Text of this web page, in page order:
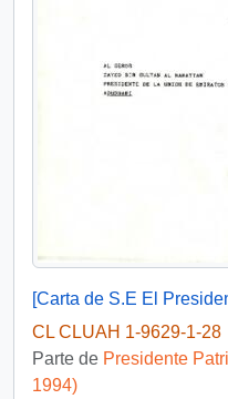
CL CLUAH 1-9629-1-28
Parte de Presidente
1994)